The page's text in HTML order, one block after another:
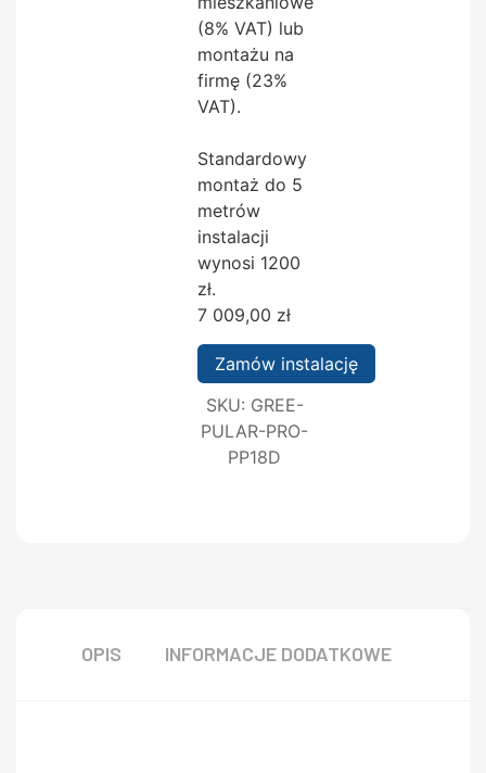
(8% VAT) lub
montażu na
firmę (23%
VAT).
Standardowy
montaż do 5
metrów
instalacji
wynosi 1200
zł.
7 009,00 zł
Zamów instalację
SKU: GREE-
PULAR-PRO-
PP18D
OPIS INFORMACJE DODATKOWE